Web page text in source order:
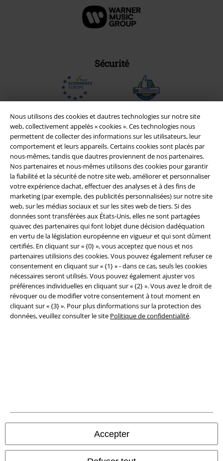
Nous utilisons des cookies et dautres technologies sur notre site
web, collectivement appelés « cookies ». Ces technologies nous
permettent de collecter des informations sur les utilisateurs, leur
comportement et leurs appareils. Certains cookies sont placés par
nous-mêmes, tandis que dautres proviennent de nos partenaires.
Nos partenaires et nous-mêmes utilisons des cookies pour garantir
la fiabilité et la sécurité de notre site web, améliorer et personnaliser
votre expérience dachat, effectuer des analyses et à des fins de
marketing (par exemple, des publicités personnalisées) sur notre site
web, sur les médias sociaux et sur les sites web de tiers. Si des
données sont transférées aux États-Unis, elles ne sont partagées
quavec des partenaires qui font lobjet dune décision dadéquation
en vertu de la législation européenne en vigueur et qui sont dûment
certifiés. En cliquant sur « {0} », vous acceptez que nous et nos
partenaires utilisions des cookies. Vous pouvez également refuser ce
consentement en cliquant sur « {1} » - dans ce cas, seuls les cookies
nécessaires seront utilisés. Vous pouvez également ajuster vos
préférences individuelles en cliquant sur « {2} ». Vous avez le droit de
révoquer ou de modifier votre consentement à tout moment en
cliquant sur « {3} ». Pour plus dinformations sur la protection des
données, veuillez consulter le site Politique de confidentialité.
Accepter
Sécurité
Légal
Conditions générales
Éditeur
Clauses de confidentialité
Élimination des déchets et protection de l'environnement
Déclaration de Conformité